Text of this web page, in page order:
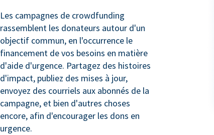
Les campagnes de crowdfunding
rassemblent les donateurs autour d'un
objectif commun, en l'occurrence le
financement de vos besoins en matière
d'aide d'urgence. Partagez des histoires
d'impact, publiez des mises à jour,
envoyez des courriels aux abonnés de la
campagne, et bien d'autres choses
encore, afin d'encourager les dons en
urgence.